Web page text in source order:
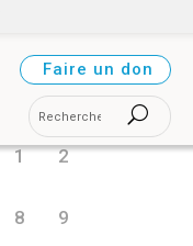
Faire un don
D
1 2
8 9